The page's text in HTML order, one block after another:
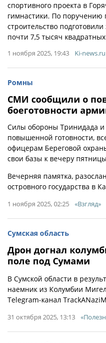
спортивного проекта в
гимнастики. По поручению
строительство
почти 7,5 тысяч
1 ноября 2025, 19:43 Ki-
Ромны
СМИ сообщили о
боеготовности
Силы обороны Тринидада и
повышенной готовности,
офицерам Береговой
свои базы к вечеру
Вечерняя памятка,
островного государства в
1 ноября 2025, 02:25 «Взгляд»
Сумская область
Дрон догнал
поле под Сумами
В Сумской области в
наемник из Колумбии
Telegram-канал
31 октября 2025, 13:13